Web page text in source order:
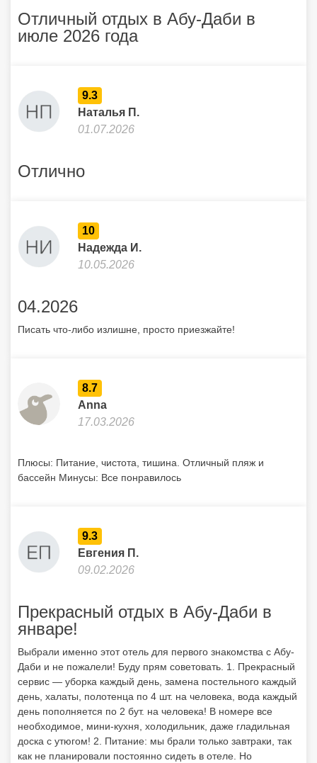
Отличный отдых в Абу-Даби в
июле 2026 года
9.3
Наталья П.
01.07.2026
Отлично
10
Надежда И.
10.05.2026
04.2026
Писать что-либо излишне, просто приезжайте!
8.7
Anna
17.03.2026
Плюсы: Питание, чистота, тишина. Отличный пляж и
бассейн Минусы: Все понравилось
9.3
Евгения П.
09.02.2026
Прекрасный отдых в Абу-Даби в
январе!
Выбрали именно этот отель для первого знакомства с Абу-
Даби и не пожалели! Буду прям советовать. 1. Прекрасный
сервис — уборка каждый день, замена постельного каждый
день, халаты, полотенца по 4 шт. на человека, вода каждый
день пополняется по 2 бут. на человека! В номере все
необходимое, мини-кухня, холодильник, даже гладильная
доска с утюгом! 2. Питание: мы брали только завтраки, так
как не планировали постоянно сидеть в отеле. Но